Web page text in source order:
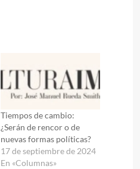
Tiempos de cambio:
¿Serán de rencor o de
nuevas formas políticas?
17 de septiembre de 2024
En «Columnas»